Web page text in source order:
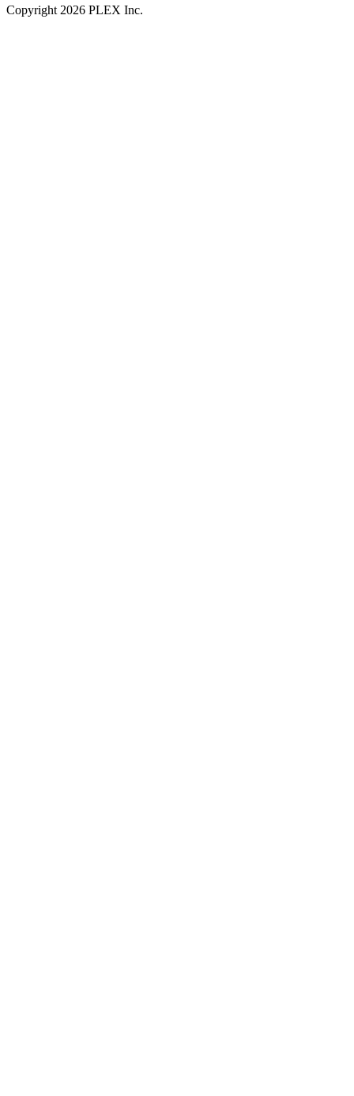
Copyright 2026 PLEX Inc.